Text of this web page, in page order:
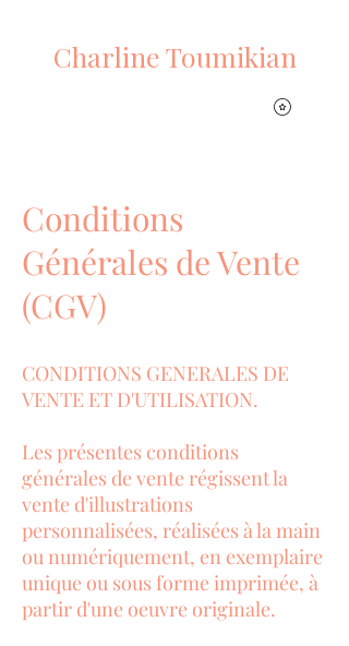
Charline Toumikian
Conditions
Générales de Vente
(CGV)
CONDITIONS GENERALES DE
VENTE ET D'UTILISATION.
Les présentes conditions
générales de vente régissent la
vente d'illustrations
personnalisées, réalisées à la main
ou numériquement, en exemplaire
unique ou sous forme imprimée, à
partir d'une oeuvre originale.